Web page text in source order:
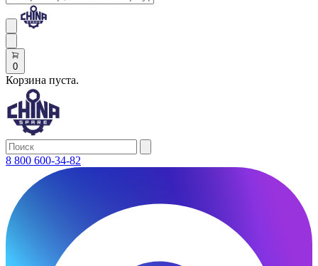
0
Корзина пуста.
8 800 600-34-82